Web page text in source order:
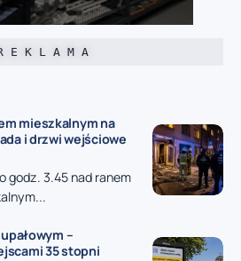
E K L A M A
mieszkalnym na
i drzwi wejściowe
godz. 3.45 nad ranem
–
35 stopni